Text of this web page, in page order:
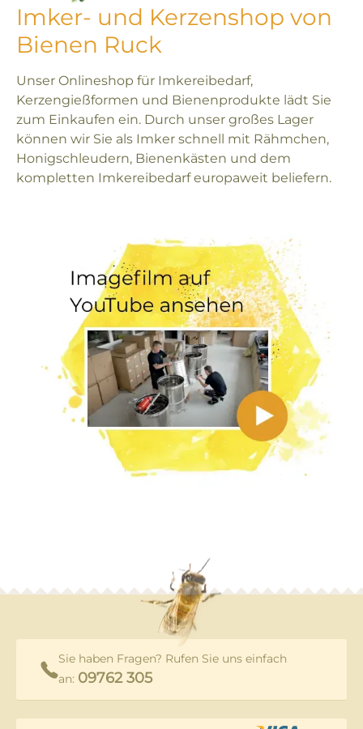
Imker- und Kerzenshop von
Bienen Ruck
Unser Onlineshop für Imkereibedarf,
Kerzengießformen und Bienenprodukte lädt Sie
zum Einkaufen ein. Durch unser großes Lager
können wir Sie als Imker schnell mit Rähmchen,
Honigschleudern, Bienenkästen und dem
kompletten Imkereibedarf europaweit beliefern.
Sie haben Fragen? Rufen Sie uns einfach
an: 09762 305